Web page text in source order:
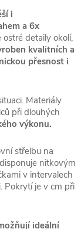
i
a 6x
detaily okolí,
kvalitních a
přesnost i
Materiály
při dlouhých
výkonu.
střelbu na
nitkovým
v intervalech
Pokrytí je v cm při
ideální